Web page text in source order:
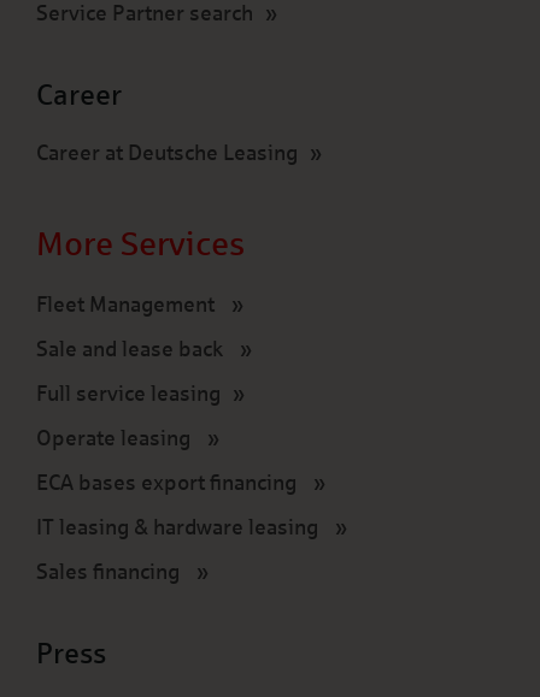
Service Partner search
Career
Career at Deutsche Leasing
More Services
Fleet Management
Sale and lease back
Full service leasing
Operate leasing
ECA bases export financing
IT leasing & hardware leasing
Sales financing
Press